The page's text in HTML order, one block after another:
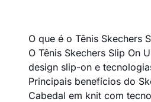
O que é o Tênis Skechers
O Tênis Skechers Slip On
design slip-on e
Principais benefícios do
Cabedal em knit com